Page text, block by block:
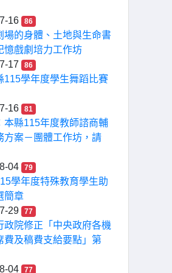
16
86
場的身體、土地與生命書
憶戲劇培力工作坊
17
86
115學年度學生舞蹈比賽
16
81
本縣115年度教師諮商輔
方案－團體工作坊，請
04
79
學年度特殊教育學生助
簡章
29
77
政院修正「中央政府各機
費及稿費支給要點」第
04
77